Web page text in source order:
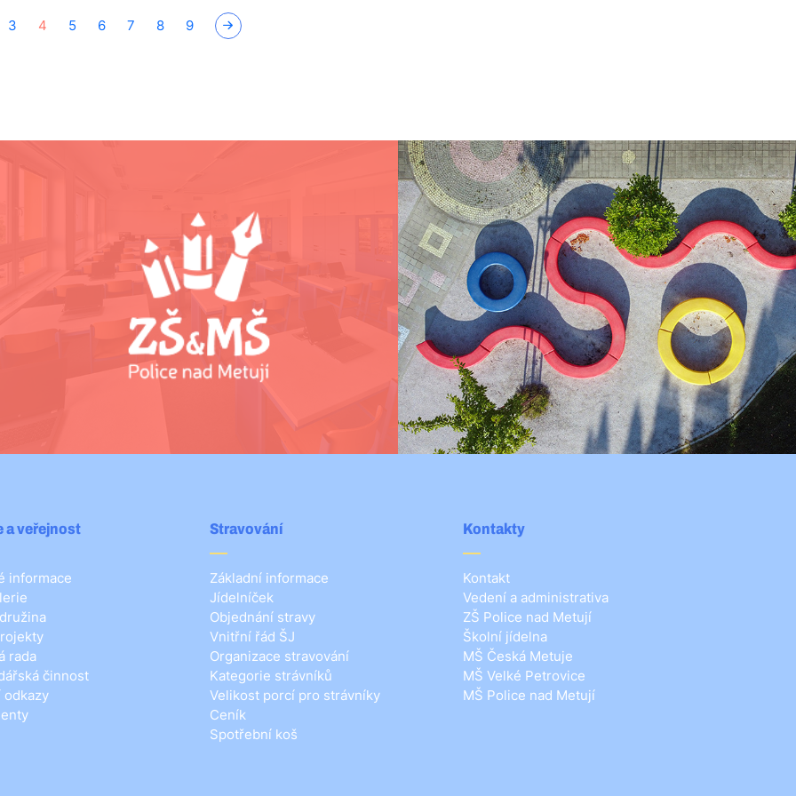
3 4 5 6 7 8 9
a veřejnost
informace
rada
činnost
odkazy
Stravování
Základní informace
Jídelníček
Objednání stravy
Vnitřní řád ŠJ
Organizace stravování
Kategorie strávníků
Velikost porcí pro strávníky
Ceník
Spotřební koš
Kontakty
Kontakt
Vedení a administrativa
ZŠ Police nad Metují
Školní jídelna
MŠ Česká Metuje
MŠ Velké Petrovice
MŠ Police nad Metují